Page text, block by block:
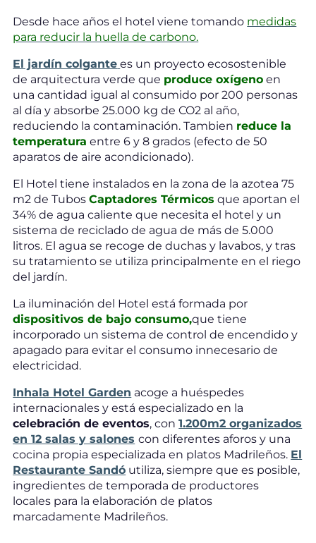
Desde hace años el hotel viene tomando medidas
para reducir la huella de carbono.
El jardín colgante es un proyecto ecosostenible
de arquitectura verde que produce oxígeno en
una cantidad igual al consumido por 200 personas
al día y absorbe 25.000 kg de CO2 al año,
reduciendo la contaminación. Tambien reduce la
temperatura entre 6 y 8 grados (efecto de 50
aparatos de aire acondicionado).
El Hotel tiene instalados en la zona de la azotea 75
m2 de TubosCaptadores Térmicos que aportan el
34% de agua caliente que necesita el hotel y un
sistema de reciclado de agua de más de 5.000
litros. El agua se recoge de duchas y lavabos, y tras
su tratamiento se utiliza principalmente en el riego
del jardín.
La iluminación del Hotel está formada por
dispositivos de bajo consumo,que tiene
incorporado un sistema de control de encendido y
apagado para evitar el consumo innecesario de
electricidad.
Inhala Hotel Garden acoge a huéspedes
internacionales y está especializado en la
celebración de eventos, con1.200m2 organizados
en 12 salas y salones con diferentes aforos y una
cocina propia especializada en platos Madrileños. El
Restaurante Sandó utiliza, siempre que es posible,
ingredientes de temporada de productores
locales para la elaboración de platos
marcadamente Madrileños.